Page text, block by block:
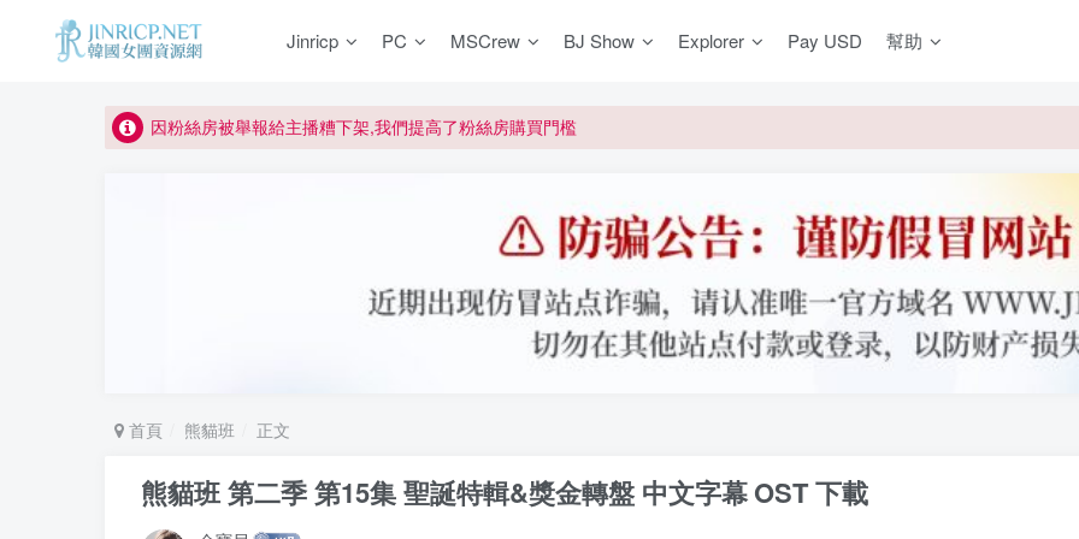
Jinricp PC MSCrew BJ Show Explorer Pay USD 幫助
正版宣告: 警惕盜版網站冒充 Jinricp.net [20260605更新]
所有ED2K連結僅支援115網盤/PikPak網盤，其它網盤均不支援
正版宣告: 警惕盜版網站冒充 Jinricp.net [20260605更新]
首頁 熊貓班 正文
熊貓班 第二季 第15集 聖誕特輯&獎金轉盤 中文字幕OST 下載